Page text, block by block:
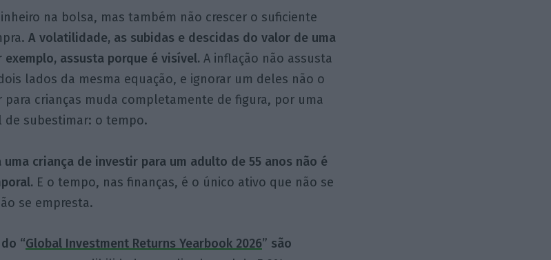
na bolsa, mas também não crescer o suficiente
A volatilidade, as subidas e descidas do valor de uma
assusta porque é visível. A inflação não assusta
lados da mesma equação, e ignorar um deles não o
para crianças muda completamente de figura, por uma
de subestimar: o tempo.
criança de investir para um adulto de 55 anos não é
E o tempo, nas finanças, é o único ativo que não se
se empresta.
“Global Investment Returns Yearbook 2026” são